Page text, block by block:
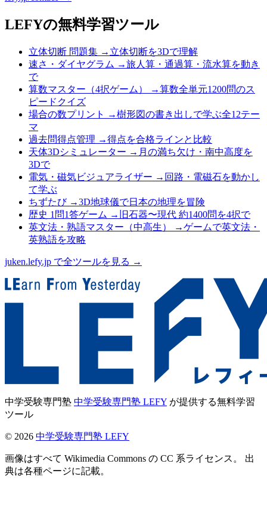
LEFYの無料学習ツール
立体切断 問題集 → 立体切断を3Dで理解
速さ・ダイヤグラム →旅人算・通過算・流水算を動き
で
算数マスター（4択ゲーム）
→算数全単元1200問のス
ピードクイズ
場合の数プリント
→樹形図の書き出しで学ぶ全12テー
マ
過去問得点管理 →得点を合格ラインと比較
天体3Dシミュレーター → 月の満ち欠け・南中高度を
3Dで
電気・磁気ビジュアライザー → 回路・電磁石を動かし
て学ぶ
ちずたび→3D地球儀で日本の地理を冒険
歴史 1問1答ゲーム → 旧石器〜現代 約1400問を4択で
英文法・熟語マスター（中高生）
→ゲームで英文法・
英熟語を攻略
juken.lefy.jp で全ツールを見る →
中学受験専門塾 中学受験専門塾 LEFY が提供する無料学習
ツール
© 2026 中学受験専門塾 LEFY
画像はすべて Wikimedia Commons の CC 系ライセンス。 出
典は各種ページに記載。